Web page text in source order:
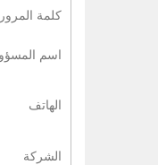
كلمة المرور
اسم
الهاتف
الشركة